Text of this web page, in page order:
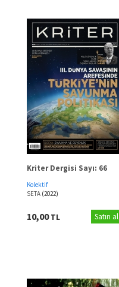
Kriter Dergisi Sayı: 66
Kolektif
SETA (2022)
10,00TL Satın al